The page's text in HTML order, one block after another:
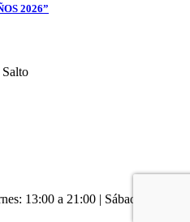
2026”
13:00 a 21:00 | Sábado y